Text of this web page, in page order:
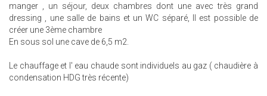
manger , un séjour, deux chambres dont une avec très grand
dressing , une salle de bains et un WC séparé, Il est possible de
créer une 3ème chambre
En sous sol une cave de 6,5 m2.
Le chauffage et l' eau chaude sont individuels au gaz ( chaudière à
condensation HDG très récente)